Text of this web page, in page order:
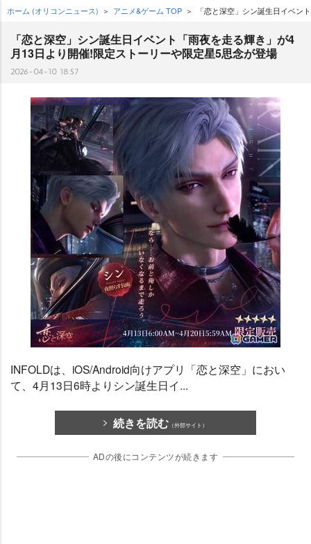
ホーム (オリコンニュース) アニメ&ゲーム TOP 「恋と深空」シン誕生日イベン
「恋と深空」シン誕生日イベント「雨夜を走る輝き」が4
月13日より開催!限定ストーリーや限定星5思念が登場
2026-04-10 18:57
INFOLDは、iOS/Android向けアプリ「恋と深空」におい
て、4月13日6時よりシン誕生日イ...
続きを読む （外部サイト）
ADの後にコンテンツが続きます